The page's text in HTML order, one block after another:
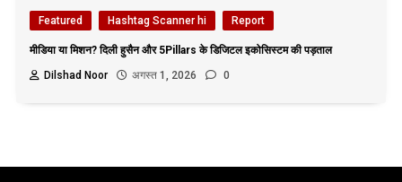
Featured Hashtag Scanner hi Report
मीडिया या मिशन? दिली हुसैन और 5Pillars के डिजिटल इकोसिस्टम की पड़ताल
Dilshad Noor
अगस्त 1, 2026 0